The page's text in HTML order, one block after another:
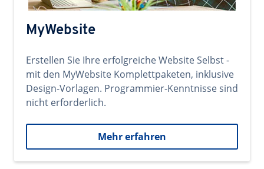
MyWebsite
Erstellen Sie Ihre erfolgreiche Website Selbst -
mit den MyWebsite Komplettpaketen, inklusive
Design-Vorlagen. Programmier-Kenntnisse sind
nicht erforderlich.
Mehr erfahren